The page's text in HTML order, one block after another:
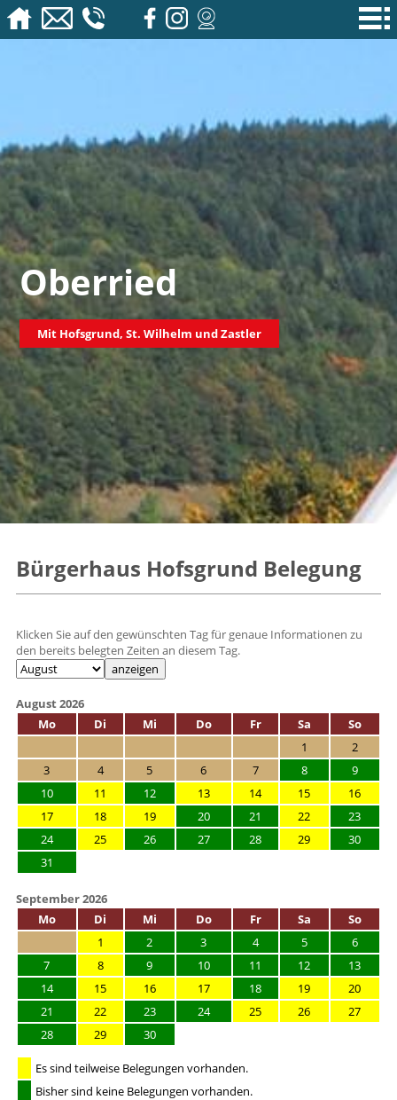
Oberried
Mit Hofsgrund, St. Wilhelm und Zastler
Bürgerhaus Hofsgrund Belegung
Klicken Sie auf den gewünschten Tag für genaue Informationen zu
den bereits belegten Zeiten an diesem Tag.
August 2026
Mo
Di Mi Do Fr Sa
So
1
2
3
4 5 6 7 8
9
10
11 12 13 14 15
16
17
18 19 20 21 22
23
24
25 26 27 28 29
30
31
September 2026
Mo
Di Mi Do Fr Sa
So
1
2 3 4 5
6
7
8 9 10 11 12
13
14
15 16 17 18 19
20
21
22 23 24 25 26
27
28
29 30
Es sind teilweise Belegungen vorhanden.
Bisher sind keine Belegungen vorhanden.